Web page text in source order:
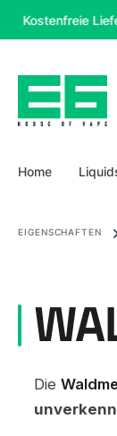
Hauptinhalt
Zur Suche
ZurLieferung
Home
EIGENSCHAFTEN
Die